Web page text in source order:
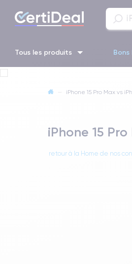
Tous les produits Bons
— iPhone 15 Pro Max vs
iPhone 15
retour à la Home de nos